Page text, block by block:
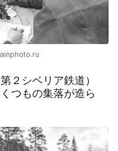
２シベリア鉄道）
つもの集落が造ら